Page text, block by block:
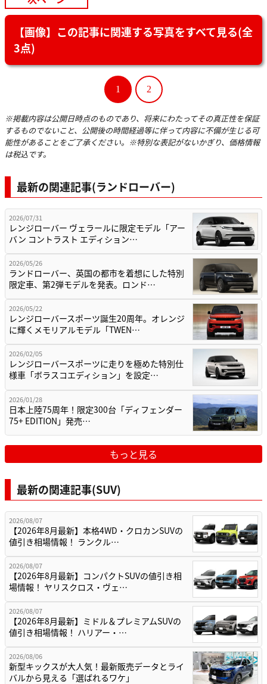
【画像】この記事に関連する写真をすべて見る(全
3点)
1 2
※掲載内容は公開日時点のものであり、将来にわたってその真正性を保証
するものでないこと、公開後の時間経過等に伴って内容に不備が生じる可
能性があることをご了承ください。※特別な表記がないかぎり、価格情報
は税込です。
最新の関連記事(ランドローバー)
2026/07/31
レンジローバー ヴェラールに限定モデル「アー
バン コントラスト エディション…
2026/05/26
ランドローバー、英国の都市を着想にした特別
限定車、第2弾モデルを発表。ロンド…
2026/05/22
レンジローバースポーツ誕生20周年。オレンジ
に輝くメモリアルモデル「TWEN…
2026/02/05
レンジローバースポーツに走りを極めた特別仕
様車「ボラスコエディション」を設定…
2026/01/28
日本上陸75周年！限定300台「ディフェンダー
75+ EDITION」発売…
もっと見る
最新の関連記事(SUV)
2026/08/07
【2026年8月最新】本格4WD・クロカンSUVの
値引き相場情報！ ランクル…
2026/08/07
【2026年8月最新】コンパクトSUVの値引き相
場情報！ ヤリスクロス・ヴェ…
2026/08/07
【2026年8月最新】ミドル＆プレミアムSUVの
値引き相場情報！ ハリアー・…
2026/08/06
新型キックスが大人気！最新販売データとライ
バルから見える「選ばれるワケ」